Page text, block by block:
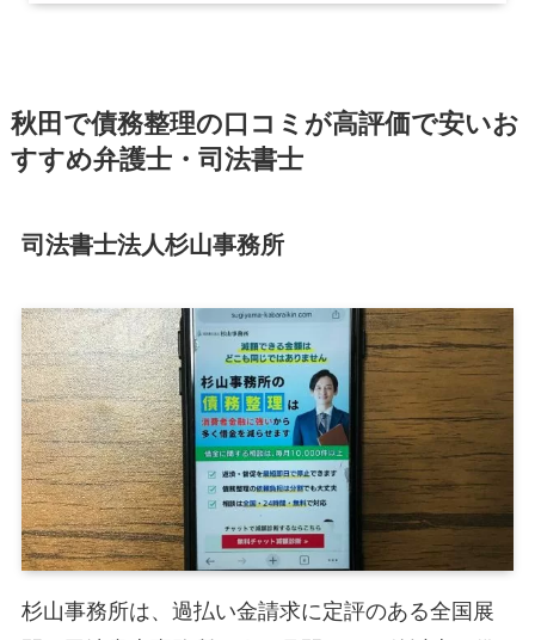
秋田で債務整理の口コミが高評価で安いお
すすめ弁護士・司法書士
司法書士法人杉山事務所
杉山事務所は、過払い金請求に定評のある全国展